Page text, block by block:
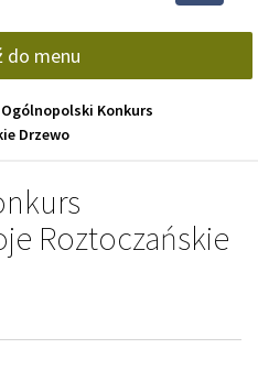
do menu
Ogólnopolski Konkurs
Drzewo
Roztoczańskie